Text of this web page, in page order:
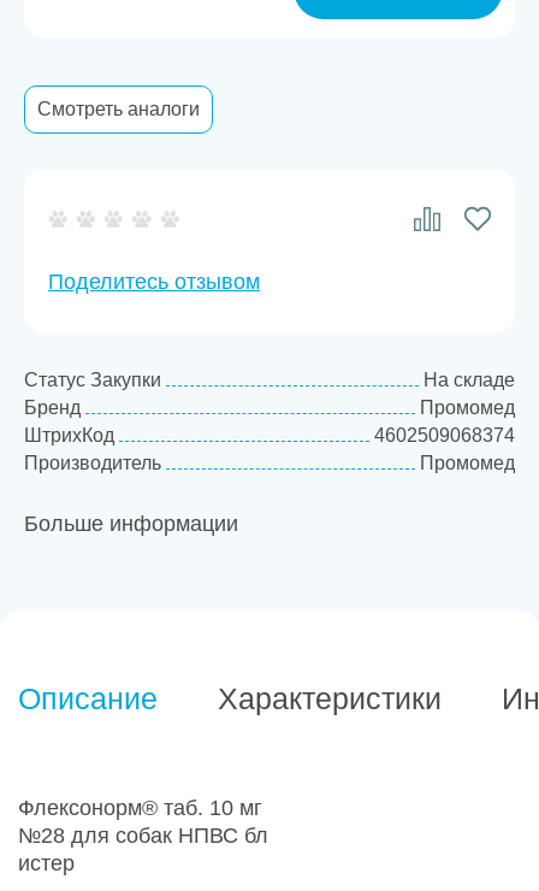
Смотреть аналоги
Поделитесь отзывом
Статус Закупки
На складе
Бренд
Промомед
ШтрихКод
4602509068374
Производитель
Промомед
Больше информации
Описание Характеристики
Флексонорм® таб. 10 мг
№28 для собак НПВС бл
истер